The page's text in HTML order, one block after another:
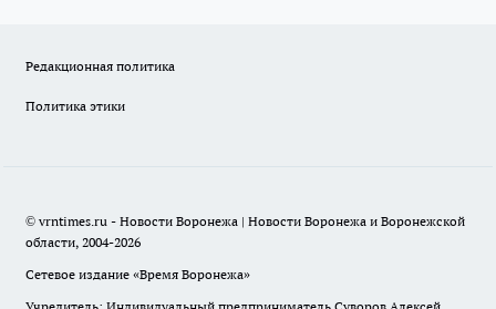
Редакционная политика
Политика этики
© vrntimes.ru - Новости Воронежа | Новости Воронежа и Воронежской
области, 2004-2026
Сетевое издание «Время Воронежа»